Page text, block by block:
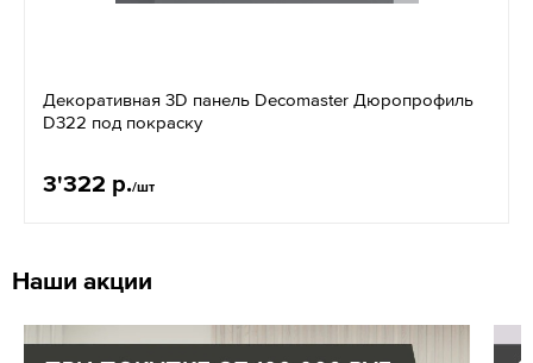
Декоративная 3D панель Decomaster Дюропрофиль
D322 под покраску
3'322 р./шт
Наши акции